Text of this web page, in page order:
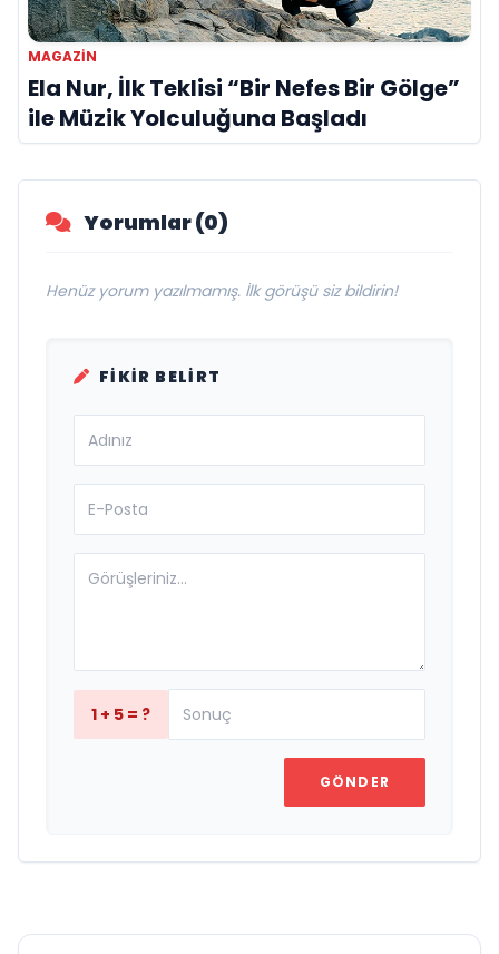
MAGAZIN
Ela Nur, İlk Teklisi “Bir Nefes Bir Gölge”
ile Müzik Yolculuğuna Başladı
Yorumlar (0)
Henüz yorum yazılmamış. İlk görüşü siz bildirin!
FIKIR BELIRT
1 + 5 = ?
GÖNDER